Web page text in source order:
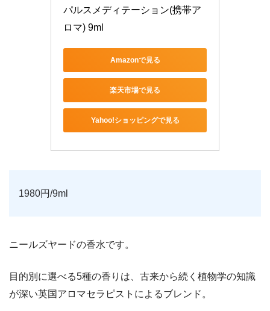
パルスメディテーション(携帯ア
ロマ) 9ml
Amazonで見る
楽天市場で見る
Yahoo!ショッピングで見る
1980円/9ml
ニールズヤードの香水です。
目的別に選べる5種の香りは、古来から続く植物学の知識
が深い英国アロマセラピストによるブレンド。